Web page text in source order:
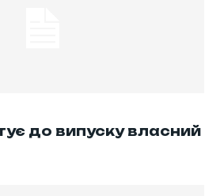
до випуску власний